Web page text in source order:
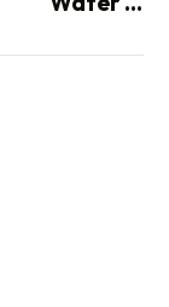
(Demo)